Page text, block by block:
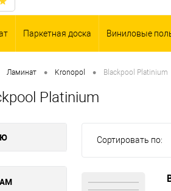
Паркетная доска Виниловые
Ламинат • Kronopol • Blackpool Platinium
Platinium
Сортировать по: